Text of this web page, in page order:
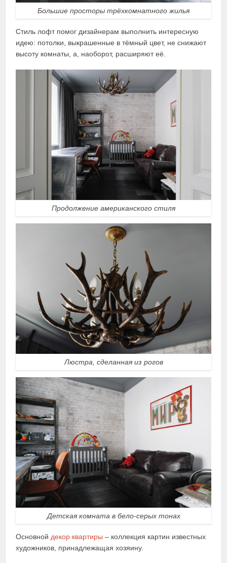
Большие просторы трёхкомнатного жилья
Стиль лофт помог дизайнерам выполнить интересную
идею: потолки, выкрашенные в тёмный цвет, не снижают
высоту комнаты, а, наоборот, расширяют её.
Продолжение американского стиля
Люстра, сделанная из рогов
Детская комната в бело-серых тонах
Основной декор квартиры – коллекция картин известных
художников, принадлежащая хозяину.